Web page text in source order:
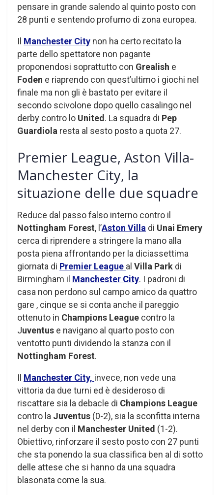
pensare in grande salendo al quinto posto con
28 punti e sentendo profumo di zona europea.
Il Manchester City non ha certo recitato la
parte dello spettatore non pagante
proponendosi soprattutto con Grealish e
Foden e riaprendo con quest’ultimo i giochi nel
finale ma non gli è bastato per evitare il
secondo scivolone dopo quello casalingo nel
derby contro lo United. La squadra di Pep
Guardiola resta al sesto posto a quota 27.
Premier League, Aston Villa-
Manchester City, la
situazione delle due squadre
Reduce dal passo falso interno contro il
Nottingham Forest, l’Aston Villa di Unai Emery
cerca di riprendere a stringere la mano alla
posta piena affrontando per la diciassettima
giornata di Premier League al Villa Park di
Birmingham il Manchester City. I padroni di
casa non perdono sul campo amico da quattro
gare , cinque se si conta anche il pareggio
ottenuto in Champions League contro la
Juventus e navigano al quarto posto con
ventotto punti dividendo la stanza con il
Nottingham Forest.
Il Manchester City, invece, non vede una
vittoria da due turni ed è desideroso di
riscattare sia la debacle di Champions League
contro la Juventus (0-2), sia la sconfitta interna
nel derby con il Manchester United (1-2).
Obiettivo, rinforzare il sesto posto con 27 punti
che sta ponendo la sua classifica ben al di sotto
delle attese che si hanno da una squadra
blasonata come la sua.